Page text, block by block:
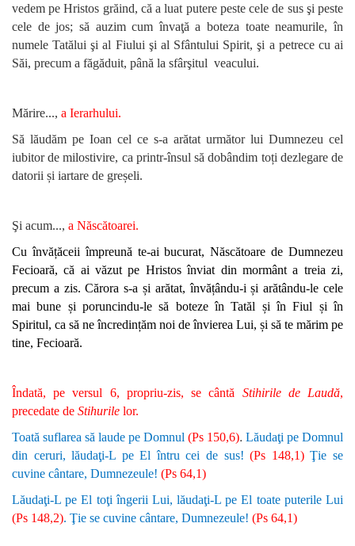
vedem pe Hristos grăind, că a luat putere peste cele de sus şi peste
cele de jos; să auzim cum învaţă a boteza toate neamurile, în
numele Tatălui şi al Fiului şi al Sfântului Spirit, şi a petrece cu ai
Săi, precum a făgăduit, până la sfârşitul veacului.
Mărire..., a Ierarhului.
Să lăudăm pe Ioan cel ce s-a arătat următor lui Dumnezeu cel
iubitor de milostivire, ca printr-însul să dobândim toți dezlegare de
datorii și iartare de greșeli.
Şi acum..., a Născătoarei.
Cu învățăceii împreună te-ai bucurat, Născătoare de Dumnezeu
Fecioară, că ai văzut pe Hristos înviat din mormânt a treia zi,
precum a zis. Cărora s-a și arătat, învățându-i și arătându-le cele
mai bune și poruncindu-le să boteze în Tatăl și în Fiul și în
Spiritul, ca să ne încredințăm noi de învierea Lui, și să te mărim pe
tine, Fecioară.
Îndată, pe versul 6, propriu-zis, se cântă Stihirile de Laudă,
precedate de Stihurile lor.
Toată suflarea să laude pe Domnul (Ps 150,6). Lăudaţi pe Domnul
din ceruri, lăudaţi-L pe El întru cei de sus! (Ps 148,1) Ţie se
cuvine cântare, Dumnezeule! (Ps 64,1)
Lăudaţi-L pe El toţi îngerii Lui, lăudaţi-L pe El toate puterile Lui
(Ps 148,2). Ţie se cuvine cântare, Dumnezeule! (Ps 64,1)